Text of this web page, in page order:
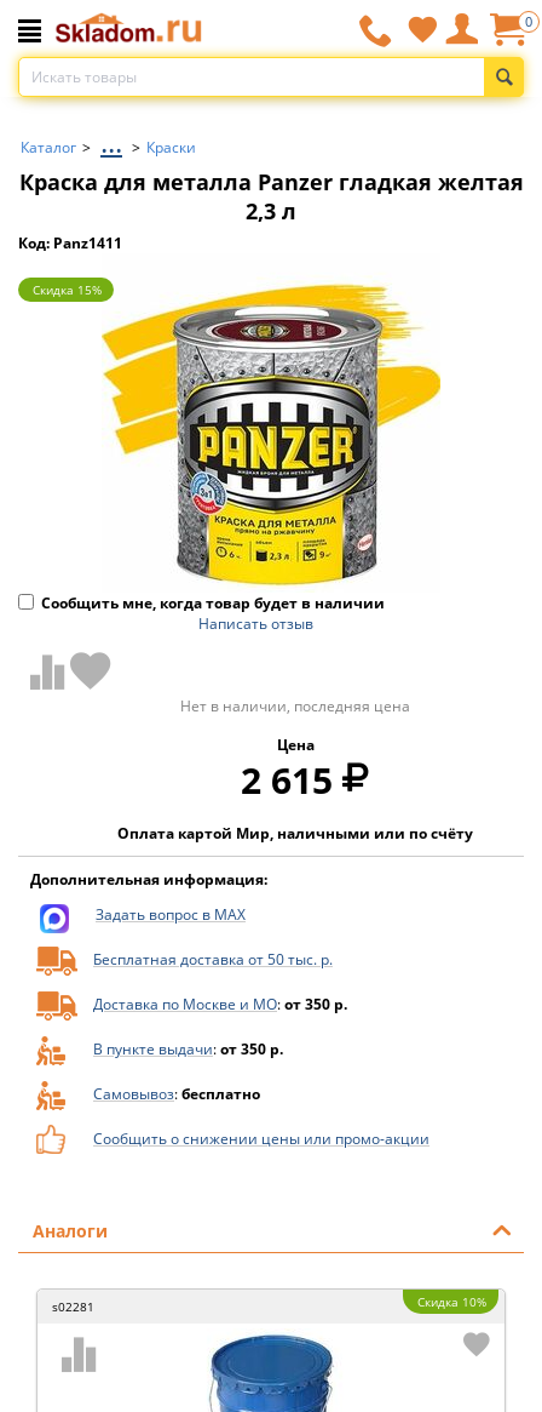
0
Каталог > ... > Краски
Краска для металла Panzer гладкая желтая
2,3 л
Код: Panz1411
Скидка 15%
Сообщить мне, когда товар будет в наличии
Написать отзыв
Нет в наличии, последняя цена
Цена
2 615
Оплата картой Мир, наличными или по счёту
Дополнительная информация:
Задать вопрос в MAX
Бесплатная доставка от 50 тыс. р.
Доставка по Москве и МО:от 350 р.
В пункте выдачи:от 350 р.
Самовывоз:бесплатно
Сообщить о снижении цены или промо-акции
Аналоги
s02281 Скидка 10%